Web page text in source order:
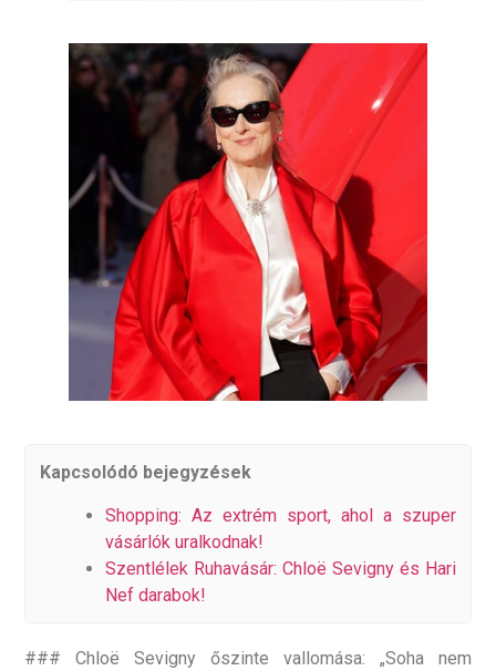
Kapcsolódó bejegyzések
Shopping: Az extrém sport, ahol a szuper
vásárlók uralkodnak!
Szentlélek Ruhavásár: Chloë Sevigny és Hari
Nef darabok!
### Chloë Sevigny őszinte vallomása: „Soha nem